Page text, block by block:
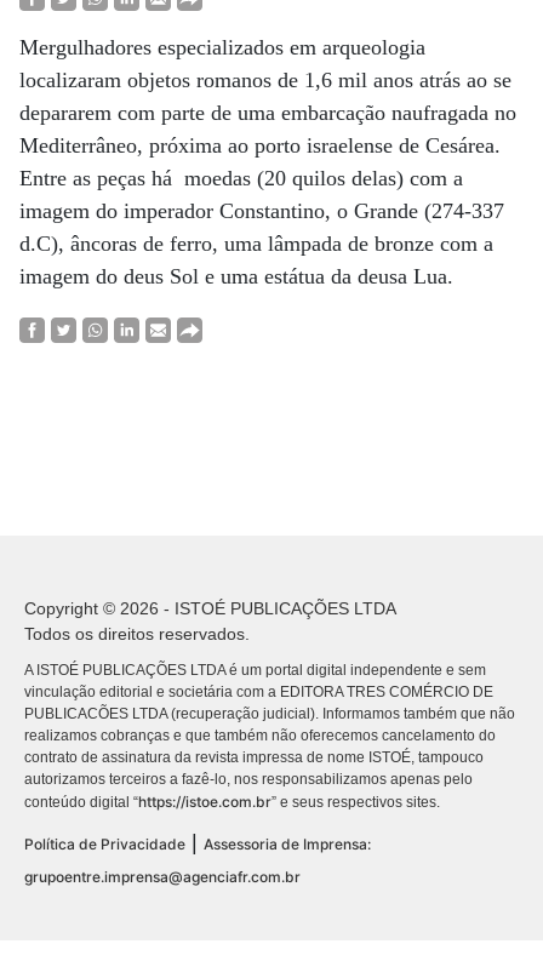
Mergulhadores especializados em arqueologia
localizaram objetos romanos de 1,6 mil anos atrás ao se
depararem com parte de uma embarcação naufragada no
Mediterrâneo, próxima ao porto israelense de Cesárea.
Entre as peças há moedas (20 quilos delas) com a
imagem do imperador Constantino, o Grande (274-337
d.C), âncoras de ferro, uma lâmpada de bronze com a
imagem do deus Sol e uma estátua da deusa Lua.
Copyright © 2026 - ISTOÉ PUBLICAÇÕES LTDA
Todos os direitos reservados.
A ISTOÉ PUBLICAÇÕES LTDA é um portal digital independente e sem
vinculação editorial e societária com a EDITORA TRES COMÉRCIO DE
PUBLICACÕES LTDA (recuperação judicial). Informamos também que não
realizamos cobranças e que também não oferecemos cancelamento do
contrato de assinatura da revista impressa de nome ISTOÉ, tampouco
autorizamos terceiros a fazê-lo, nos responsabilizamos apenas pelo
conteúdo digital “https://istoe.com.br” e seus respectivos sites.
Política de Privacidade
Assessoria de Imprensa:
grupoentre.imprensa@agenciafr.com.br